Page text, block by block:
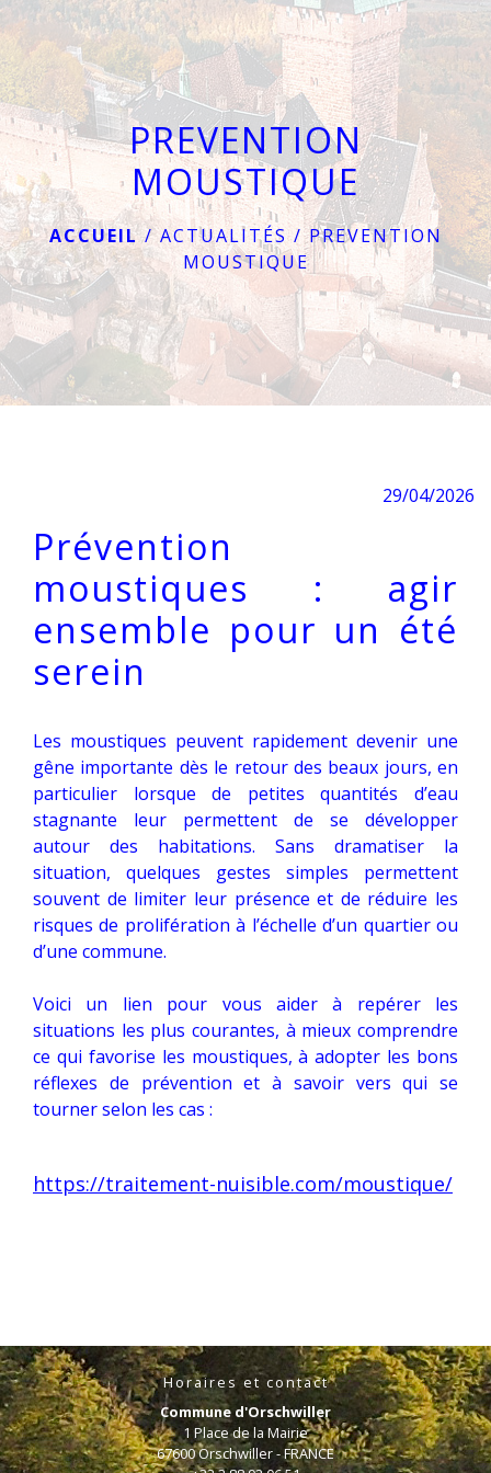
menu
PREVENTION
MOUSTIQUE
ACCUEIL/ACTUALITÉS/PREVENTION
MOUSTIQUE
29/04/2026
Prévention
moustiques : agir
ensemble pour un été
serein
Les moustiques peuvent rapidement devenir une
gêne importante dès le retour des beaux jours, en
particulier lorsque de petites quantités d’eau
stagnante leur permettent de se développer
autour des habitations. Sans dramatiser la
situation, quelques gestes simples permettent
souvent de limiter leur présence et de réduire les
risques de prolifération à l’échelle d’un quartier ou
d’une commune.
Voici un lien pour vous aider à repérer les
situations les plus courantes, à mieux comprendre
ce qui favorise les moustiques, à adopter les bons
réflexes de prévention et à savoir vers qui se
tourner selon les cas :
https://traitement-nuisible.com/moustique/
Horaires et contact
Commune d'Orschwiller
1 Place de la Mairie
67600 Orschwiller - FRANCE